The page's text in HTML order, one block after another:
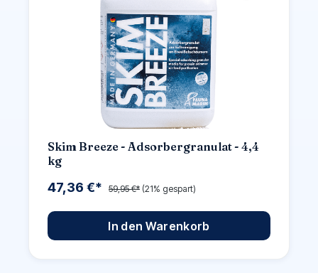
Skim Breeze - Adsorbergranulat - 4,4
kg
47,36 €* 59,95 €* (21% gespart)
In den Warenkorb